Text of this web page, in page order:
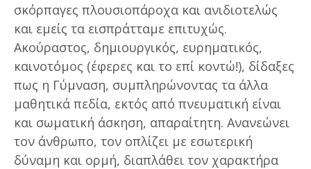
σκόρπαγες πλουσιοπάροχα και ανιδιοτελώς
και εμείς τα εισπράτταμε επιτυχώς.
Ακούραστος, δημιουργικός, ευρηματικός,
καινοτόμος (έφερες και το επί κοντώ!), δίδαξες
πως η Γύμναση, συμπληρώνοντας τα άλλα
μαθητικά πεδία, εκτός από πνευματική είναι
και σωματική άσκηση, απαραίτητη. Ανανεώνει
τον άνθρωπο, τον οπλίζει με εσωτερική
δύναμη και ορμή, διαπλάθει τον χαρακτήρα